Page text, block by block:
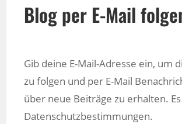
Blog per E-Mail
Gib deine E-Mail-Adresse ein, um
zu folgen und per E-Mail
über neue Beiträge zu erhalten.
Datenschutzbestimmungen.